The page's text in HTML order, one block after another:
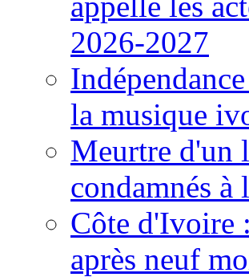
2026-2027
la musique
Meurtre d'un
condamnés
Côte d'Ivoire
après neuf